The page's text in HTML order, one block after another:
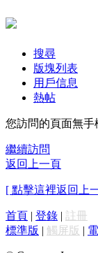
搜尋
版塊列表
用戶信息
熱帖
您訪問的頁面無手
繼續訪問
返回上一頁
[ 點擊這裡返回上
首頁 | 登錄 | 註冊
標準版 | 觸屏版 |